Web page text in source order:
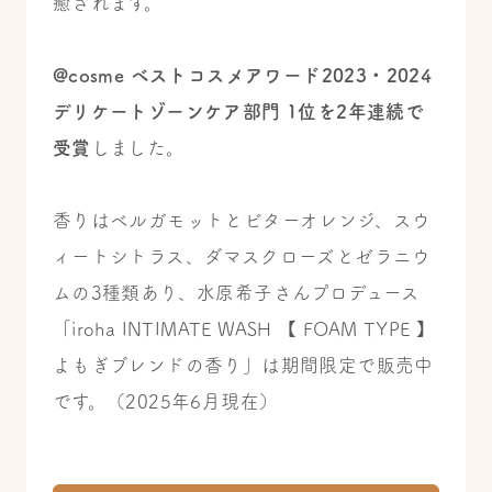
@cosme ベストコスメアワード2023・2024
デリケートゾーンケア部門 1位を2年連続で
受賞 しました。
香りはベルガモットとビターオレンジ、スウ
ィートシトラス、ダマスクローズとゼラニウ
ムの3種類あり、水原希子さんプロデュース
「iroha INTIMATE WASH 【 FOAM TYPE 】
よもぎブレンドの香り」は期間限定で販売中
です。（2025年6月現在）